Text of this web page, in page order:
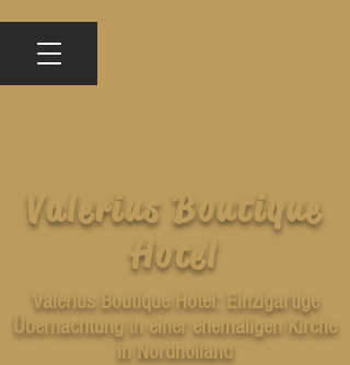
Valerius Boutique
Hotel
Valerius Boutique Hotel: Einzigartige
Übernachtung in einer ehemaligen Kirche
in Nordholland